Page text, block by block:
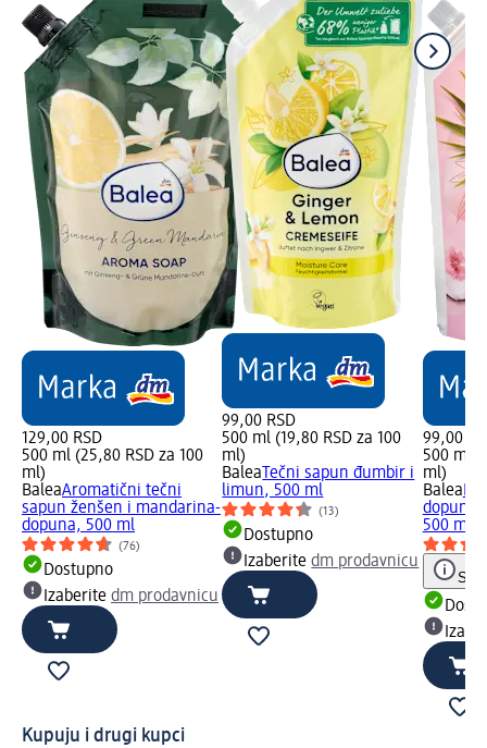
129,00 RSD
500 ml (25,80 RSD za 100
ml)
BaleaAromatični tečni
sapun ženšen i mandarina-
dopuna, 500 ml
(76)
Dostupno
Izaberite dm prodavnicu
99,00 RSD
500 ml (19,80 RSD za 100
ml)
Balea Tečni sapun đumbir i
limun, 500 ml
(13)
Dostupno
Izaberitedm prodavnicu
99,00
500 ml
ml)
Balea
dopuna
500 ml
Kupuju i drugi kupci